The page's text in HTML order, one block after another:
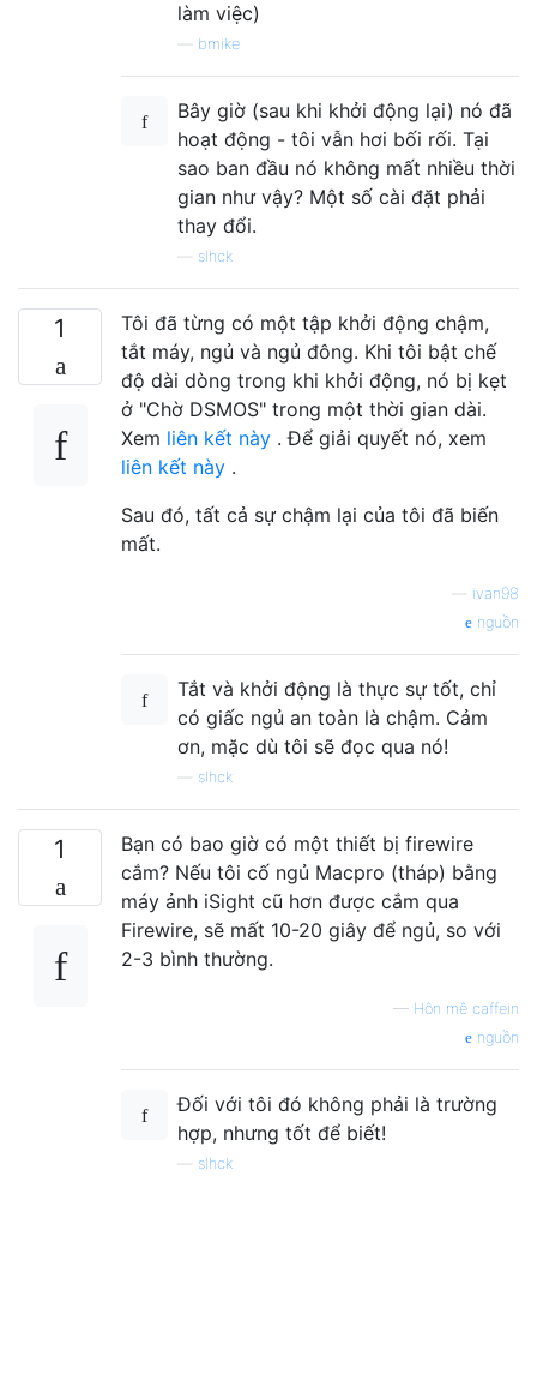
làm việc)
bmike
Bây giờ (sau khi khởi động lại) nó đã
hoạt động - tôi vẫn hơi bối rối. Tại
sao ban đầu nó không mất nhiều thời
gian như vậy? Một số cài đặt phải
thay đổi.
slhck
1
Tôi đã từng có một tập khởi động chậm,
tắt máy, ngủ và ngủ đông. Khi tôi bật chế
độ dài dòng trong khi khởi động, nó bị kẹt
ở "Chờ DSMOS" trong một thời gian dài.
Xem liên kết này . Để giải quyết nó, xem
liên kết này .
Sau đó, tất cả sự chậm lại của tôi đã biến
mất.
ivan98
nguồn
Tắt và khởi động là thực sự tốt, chỉ
có giấc ngủ an toàn là chậm. Cảm
ơn, mặc dù tôi sẽ đọc qua nó!
slhck
1
Bạn có bao giờ có một thiết bị firewire
cắm? Nếu tôi cố ngủ Macpro (tháp) bằng
máy ảnh iSight cũ hơn được cắm qua
Firewire, sẽ mất 10-20 giây để ngủ, so với
2-3 bình thường.
— Hôn mê caffein
nguồn
Đối với tôi đó không phải là trường
hợp, nhưng tốt để biết!
slhck